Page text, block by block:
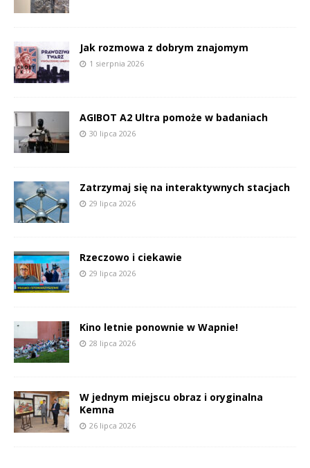
Jak rozmowa z dobrym znajomym
1 sierpnia 2026
AGIBOT A2 Ultra pomoże w badaniach
30 lipca 2026
Zatrzymaj się na interaktywnych stacjach
29 lipca 2026
Rzeczowo i ciekawie
29 lipca 2026
Kino letnie ponownie w Wapnie!
28 lipca 2026
W jednym miejscu obraz i oryginalna
Kemna
26 lipca 2026